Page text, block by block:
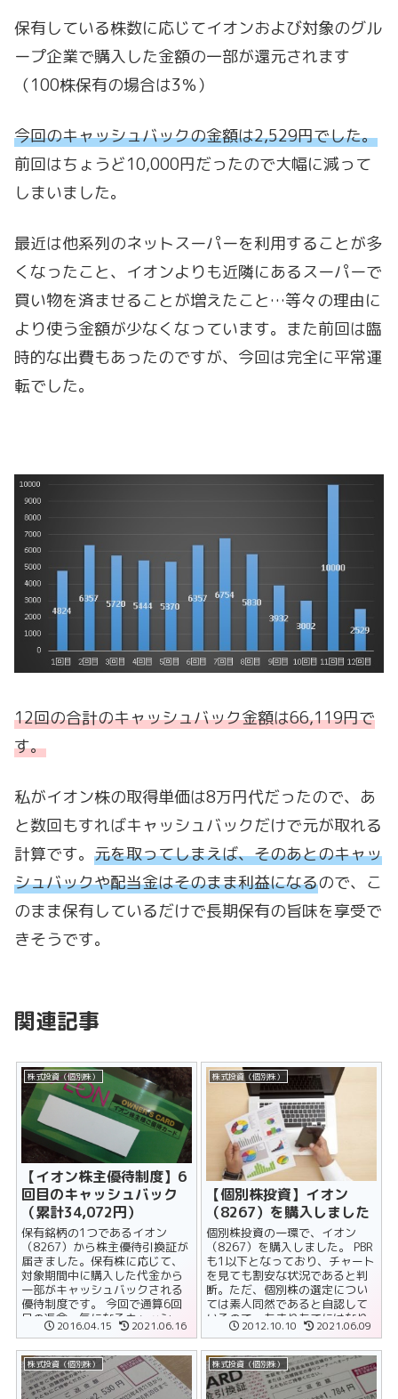
保有している株数に応じてイオンおよび対象のグル
ープ企業で購入した金額の一部が還元されます
（100株保有の場合は3％）
今回のキャッシュバックの金額は2,529円でした。
前回はちょうど10,000円だったので大幅に減って
しまいました。
最近は他系列のネットスーパーを利用することが多
くなったこと、イオンよりも近隣にあるスーパーで
買い物を済ませることが増えたこと…等々の理由に
より使う金額が少なくなっています。また前回は臨
時的な出費もあったのですが、今回は完全に平常運
転でした。
12回の合計のキャッシュバック金額は66,119円で
す。
私がイオン株の取得単価は8万円代だったので、あ
と数回もすればキャッシュバックだけで元が取れる
計算です。 元を取ってしまえば、そのあとのキャッ
シュバックや配当金はそのまま利益になるので、こ
のまま保有しているだけで長期保有の旨味を享受で
きそうです。
関連記事
株式投資（個別株）
【イオン株主優待制度】6
回目のキャッシュバック
（累計34,072円）
保有銘柄の1つであるイオン
（8267）から株主優待引換証が
届きました。保有株に応じて、
対象期間中に購入した代金から
一部がキャッシュバックされる
優待制度です。 今回で通算6回
目の返金、気になるキャッシュ
バック金額は6,357円でした。
過去5......
2016.04.15 2021.06.16
株式投資（個別株）
【個別株投資】イオン
（8267）を購入しました
個別株投資の一環で、イオン
（8267）を購入しました。 PBR
も1以下となっており、チャート
を見ても割安な状況であると判
断。ただ、個別株の選定につい
ては素人同然であると自認して
いるので、あまりあてにはなり
ません（適当です）。 イオンに
つ......
2012.10.10 2021.06.09
株式投資（個別株） 株式投資（個別株）